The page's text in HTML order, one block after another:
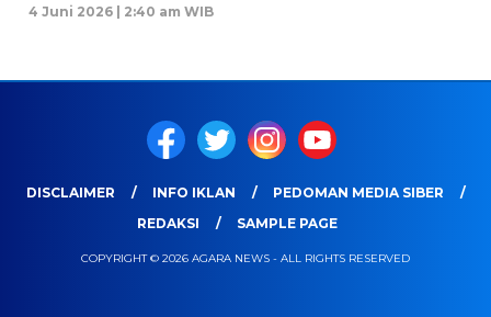
4 Juni 2026 | 2:40 am WIB
DISCLAIMER INFO IKLAN
PEDOMAN MEDIA SIBER
REDAKSI
SAMPLE PAGE
COPYRIGHT © 2026 AGARA NEWS - ALL RIGHTS RESERVED